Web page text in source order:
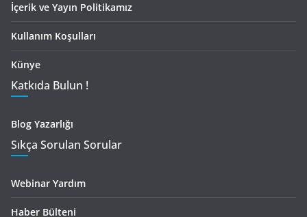
İçerik ve Yayın Politikamız
Kullanım Koşulları
Künye
Katkıda Bulun !
Blog Yazarlığı
Sıkça Sorulan Sorular
Webinar Yardım
Haber Bülteni